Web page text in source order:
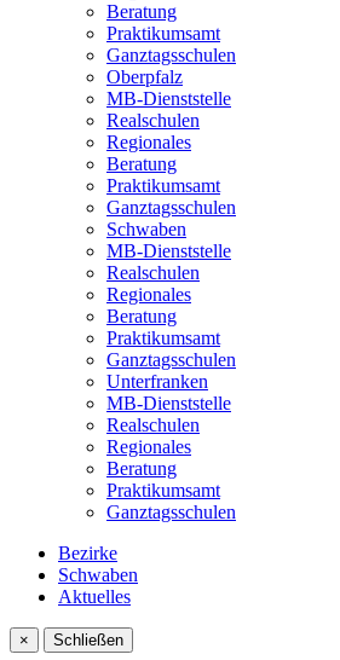
Beratung
Praktikumsamt
Ganztagsschulen
Oberpfalz
MB-Dienststelle
Realschulen
Regionales
Beratung
Praktikumsamt
Ganztagsschulen
Schwaben
MB-Dienststelle
Realschulen
Regionales
Beratung
Praktikumsamt
Ganztagsschulen
Unterfranken
MB-Dienststelle
Realschulen
Regionales
Beratung
Praktikumsamt
Ganztagsschulen
Bezirke
Schwaben
Aktuelles
× Schließen